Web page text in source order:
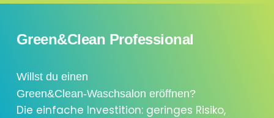
Green&Clean Professional
Willst du einen
Green&Clean-Waschsalon eröffnen?
Die einfache Investition: geringes Risiko,